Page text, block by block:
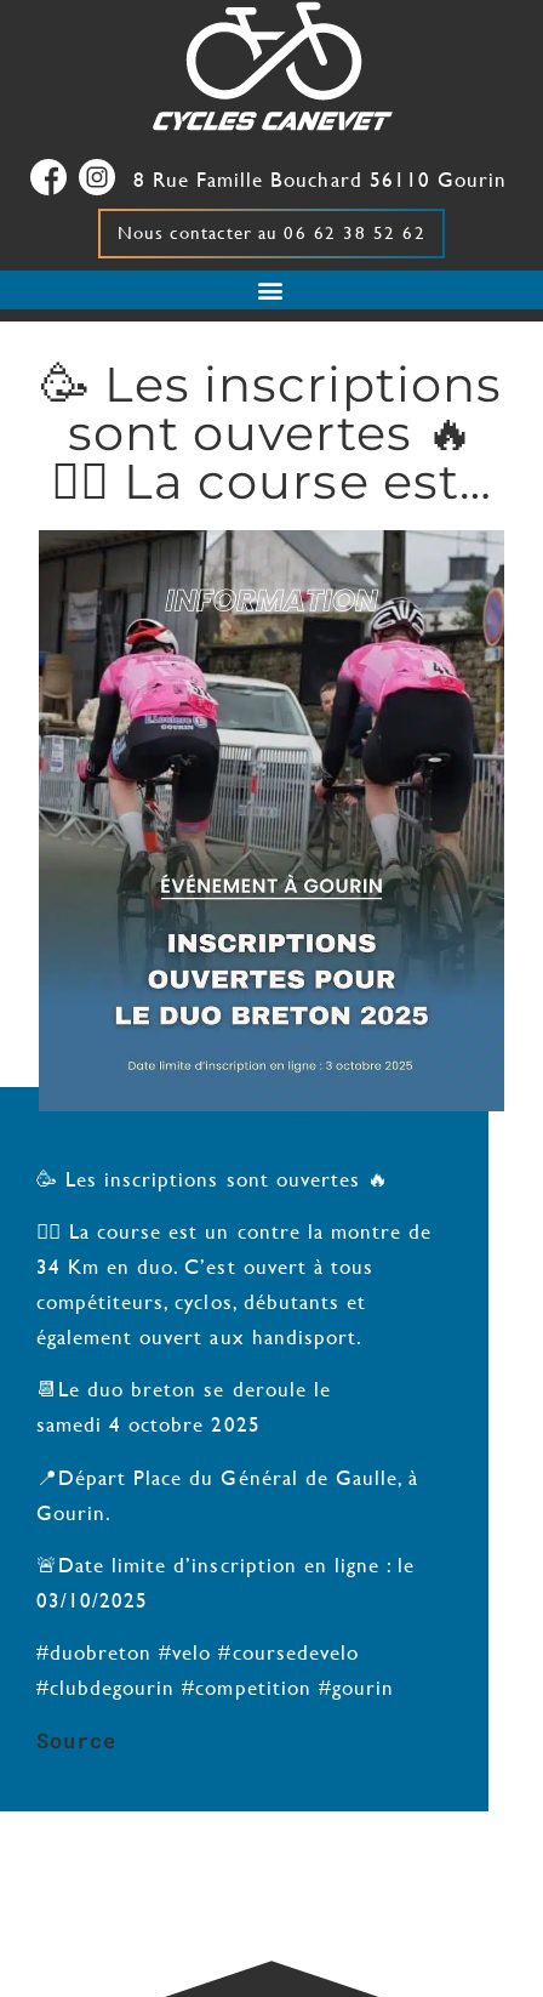
8 Rue Famille Bouchard 56110 Gourin
Nous contacter au06 62 38 52 62
🥳 Les inscriptions
sont ouvertes 🔥
👉🏻 La course est…
🥳 Les inscriptions sont ouvertes 🔥
👉🏻 La course est un contre la montre de
34 Km en duo. C’est ouvert à tous
compétiteurs, cyclos, débutants et
également ouvert aux handisport.
📆Le duo breton se deroule le
samedi 4 octobre 2025
📍Départ Place du Général de Gaulle, à
Gourin.
🚨Date limite d’inscription en ligne : le
03/10/2025
#duobreton #velo #coursedevelo
#clubdegourin #competition #gourin
Source